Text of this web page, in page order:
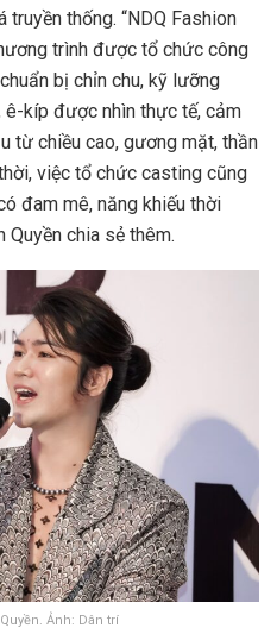
thống. “NDQ Fashion
trình được tổ chức công
bị chỉn chu, kỹ lưỡng
ê-kíp được nhìn thực tế, cảm
từ chiều cao, gương mặt, thần
việc tổ chức casting cũng
đam mê, năng khiếu thời
Quyền chia sẻ thêm.
Ảnh: Dân trí